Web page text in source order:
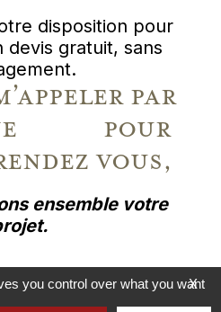
disposition pour
devis gratuit, sans
par
pour
vous,
ensemble votre
, ARTISAN PEINTRE À RENNES (35700) —
X
you control over what you want